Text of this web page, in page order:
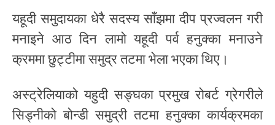
यहूदी समुदायका धेरै सदस्य साँझमा दीप प्रज्वलन गरी
मनाइने आठ दिन लामो यहूदी पर्व हनुक्का मनाउने
क्रममा छुट्टीमा समुद्र तटमा भेला भएका थिए।
अस्ट्रेलियाको यहुदी सङ्घका प्रमुख रोबर्ट ग्रेगरीले
सिड्नीको बोन्डी समुद्री तटमा हनुक्का कार्यक्रमका